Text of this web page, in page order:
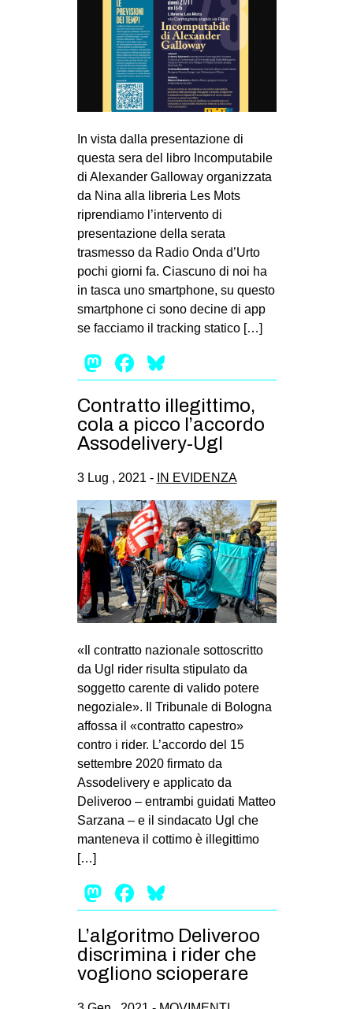
CINEMA
MANIFESTI
MUSICA
RECENSIONI
INTERNAZIONALE
AFRICA
AMERICHE
ESTREMO ORIENTE
EUROPA
MEDIO ORIENTE
MONDO
EVENTI
tw
ms
SEARCH
In vista dalla presentazione di
questa sera del libro Incomputabile
di Alexander Galloway organizzata
da Nina alla libreria Les Mots
riprendiamo l’intervento di
presentazione della serata
trasmesso da Radio Onda d’Urto
pochi giorni fa. Ciascuno di noi ha
in tasca uno smartphone, su questo
smartphone ci sono decine di app
se facciamo il tracking statico […]
Mastodon
Facebook
Contratto illegittimo,
cola a picco l’accordo
Assodelivery-Ugl
3 Lug , 2021 - IN EVIDENZA
«Il contratto nazionale sottoscritto
da Ugl rider risulta stipulato da
soggetto carente di valido potere
negoziale». Il Tribunale di Bologna
affossa il «contratto capestro»
contro i rider. L’accordo del 15
settembre 2020 firmato da
Assodelivery e applicato da
Deliveroo – entrambi guidati Matteo
Sarzana – e il sindacato Ugl che
manteneva il cottimo è illegittimo
[…]
Mastodon
Facebook
L’algoritmo Deliveroo
discrimina i rider che
vogliono scioperare